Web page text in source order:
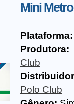
Mini Metro
Plataforma:
Produtora:
Club
Polo Club